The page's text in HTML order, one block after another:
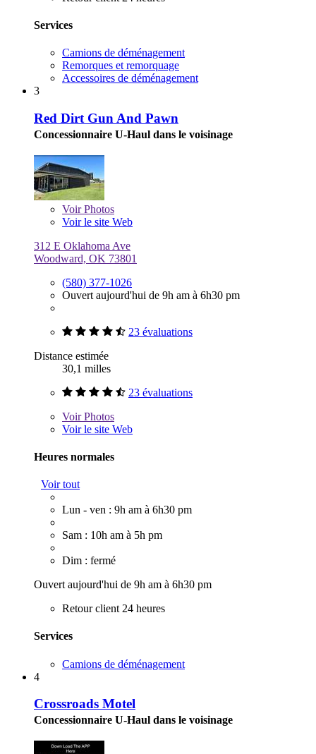
Services
Camions de déménagement
Remorques et remorquage
Accessoires de déménagement
3
Red Dirt Gun And Pawn
Concessionnaire U-Haul dans le voisinage
VoirPhotos
Voir le site Web
312 E Oklahoma Ave
Woodward, OK 73801
(580) 377-1026
Ouvert aujourd'hui de 9h am à 6h30 pm
23 évaluations
Distance estimée
30,1 milles
23 évaluations
VoirPhotos
Voir le site Web
Heures normales
Voir tout
Lun - ven : 9h am à 6h30 pm
Sam : 10h am à 5h pm
Dim : fermé
Ouvert aujourd'hui de 9h am à 6h30 pm
Retour client 24 heures
Services
Camions de déménagement
4
Crossroads Motel
Concessionnaire U-Haul dans le voisinage